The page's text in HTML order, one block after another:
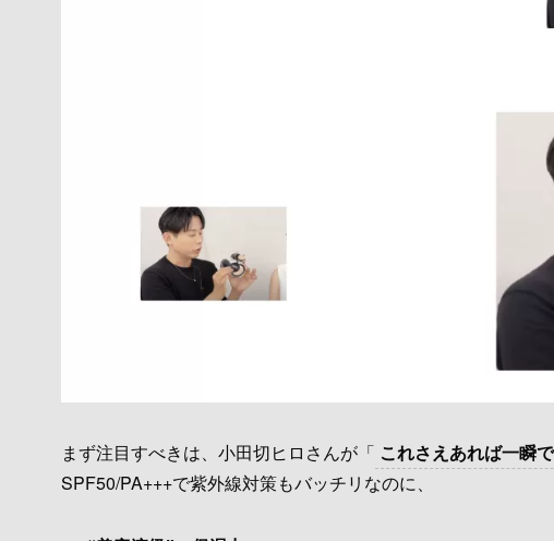
まず注目すべきは、小田切ヒロさんが「 これさえあれば一瞬
SPF50/PA+++で紫外線対策もバッチリなのに、